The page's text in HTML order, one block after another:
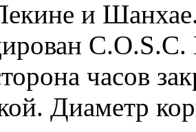
и
C.O.S.C.
часов
Диаметр